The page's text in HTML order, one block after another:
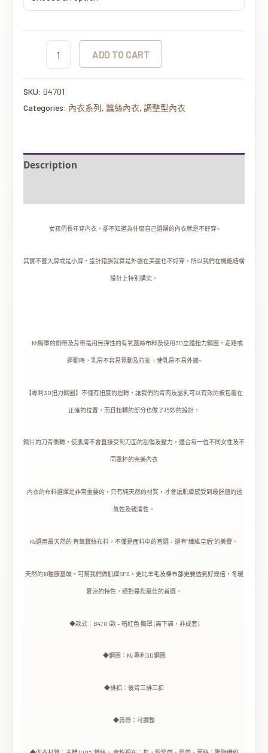
ADD TO CART
SKU: B4701
Categories: 內衣系列, 蠶絲內衣, 調整型內衣
Description
女孩們長年穿內衣，卻不知道為什麼自己選購的內衣就是不好穿~
其實不管大牌或是小牌，設計錯誤就算是外觀在美麗也不好穿，所以我們在機能結構
設計上特別講究。
K’s胸罩的側帶及背帶是用無彈性的有氧蠶絲布料及使用3D立體扭力鋼圈，走路或
運動時，乳房不容易晃動及拉扯，使乳房不易外擴~
【專利3D扭力鋼圈】不僅有扭度的迴轉，讓我們的背肉及副乳可以有效的被包覆在
正確的位置，而且扭轉的部分也做了巧妙的設計，
鋼片的刀背側轉，使肌膚不會直接受到刀面的刮傷及壓力，適合每一位不同女性及不
同罩杯的完美內衣
內衣的布料選擇是非常重要的，只有純天然的材質，才會讓肌膚感受到最舒適的透
氣性及親膚性。
K’s選用最天然的 有氧蠶絲布料，不僅是面料中的首選，還有”纖維皇后”的美譽。
天然的18種胺基酸，可幫我們做肌膚SPA，更比羊毛及棉布都更要透氣好幾倍，冬暖
夏涼的特性，絕對是您最佳的首選。
◆款式：B4701款 – 暗紅色 胸罩 (無下褲，非成套)
◆鋼圈：K’s 專利3D鋼圈
◆排扣：後背三排三扣
◆肩帶：可調整